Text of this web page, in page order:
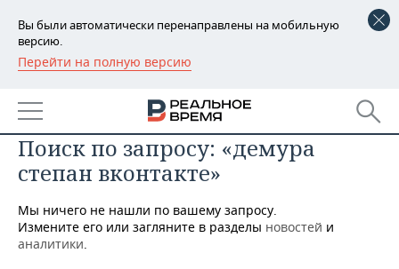
Вы были автоматически перенаправлены на мобильную
версию.
Перейти на полную версию
РЕГИОНЫ
БАШКОРТОСТАН
ТАТАРСТАН
УДМУРТИЯ
НОВОСТИ
АНАЛИТИКА
НОВОСТИ АНАЛИТИКИ
ДЕКЛАРАЦИИ О ДОХОДАХ
ЭКОНОМИКА
НОВОСТИ ЭКОНОМИКИ
ПРОМЫШЛЕННОСТЬ
Поиск по запросу: «демура
степан вконтакте»
Мы ничего не нашли по вашему запросу.
Измените его или загляните в разделы новостей и
аналитики.